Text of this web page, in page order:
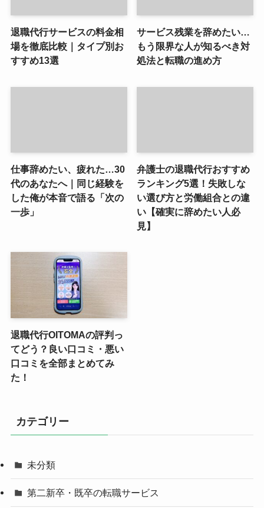
退職代行サービスの料金相
場を徹底比較｜タイプ別お
すすめ13選
サービス残業を辞めたい…
もう限界な人が知るべき対
処法と転職の進め方
仕事辞めたい、疲れた…30
代のあなたへ｜同じ経験を
した俺が本音で語る「次の
一歩」
弁護士の退職代行おすすめ
ランキング5選！失敗しな
い選び方と労働組合との違
い【確実に辞めたい人必
見】
退職代行OITOMAの評判っ
てどう？良い口コミ・悪い
口コミを全部まとめてみ
た！
カテゴリー
未分類
第二新卒・既卒の転職サービス